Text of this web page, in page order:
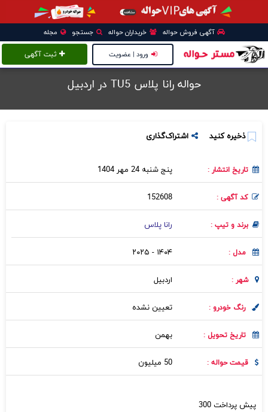
آگهی فروش حواله خریداران حواله جستجو مجله
ثبت آگهی ورود | عضویت
حواله رانا پلاس TU5 در اردبيل
ذخیره کنید اشتراک‌گذاری
تاریخ انتشار : پنج شنبه 24 مهر 1404
کد آگهی : 152608
برند و تیپ : رانا پلاس
مدل : ۱۴۰۴ - ۲۰۲۵
شهر : اردبيل
رنگ خودرو : تعیین نشده
تاریخ تحویل : بهمن
قیمت حواله : 50 میلیون
پیش پرداخت 300